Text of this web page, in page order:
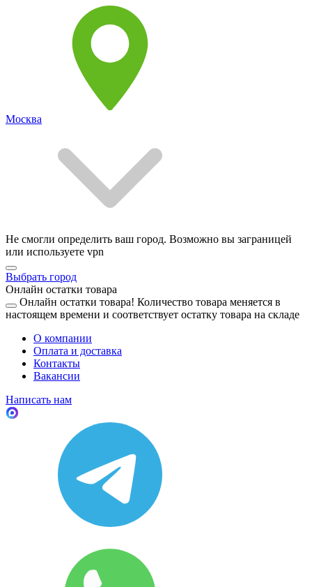
Москва
Не смогли определить ваш город. Возможно вы заграницей
или используете vpn
Выбрать город
Онлайн остатки товара
Онлайн остатки товара! Количество товара меняется в
настоящем времени и соответствует остатку товара на складе
О компании
Оплата и доставка
Контакты
Вакансии
Написать нам